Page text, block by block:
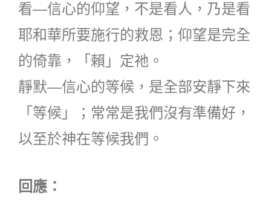
看―信心的仰望，不是看人，乃是看
耶和華所要施行的救恩；仰望是完全
的倚靠，「賴」定祂。
靜默―信心的等候，是全部安靜下來
「等候」；常常是我們沒有準備好，
以至於神在等候我們。
回應：